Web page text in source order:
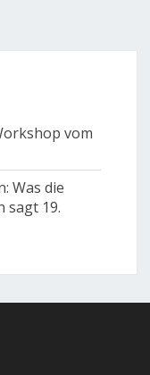
vom
Was die
sagt 19.